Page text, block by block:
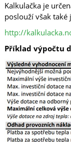
Kalkulačka je
poslouží však
http://
Příklad výpočtu